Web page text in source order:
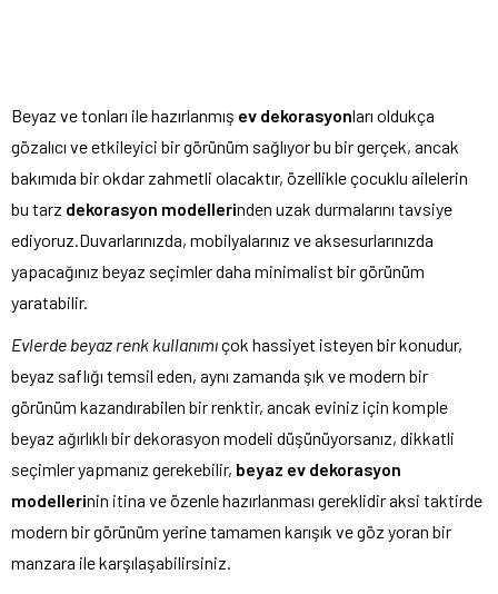
Beyaz ve tonları ile hazırlanmış ev dekorasyonları oldukça
gözalıcı ve etkileyici bir görünüm sağlıyor bu bir gerçek, ancak
bakımıda bir okdar zahmetli olacaktır, özellikle çocuklu ailelerin
bu tarz dekorasyon modellerinden uzak durmalarını tavsiye
ediyoruz.Duvarlarınızda, mobilyalarınız ve aksesurlarınızda
yapacağınız beyaz seçimler daha minimalist bir görünüm
yaratabilir.
Evlerde beyaz renk kullanımıçok hassiyet isteyen bir konudur,
beyaz saflığı temsil eden, aynı zamanda şık ve modern bir
görünüm kazandırabilen bir renktir, ancak eviniz için komple
beyaz ağırlıklı bir dekorasyon modeli düşünüyorsanız, dikkatli
seçimler yapmanız gerekebilir, beyaz ev dekorasyon
modellerinin itina ve özenle hazırlanması gereklidir aksi taktirde
modern bir görünüm yerine tamamen karışık ve göz yoran bir
manzara ile karşılaşabilirsiniz.